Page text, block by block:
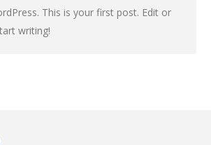
This is your first post. Edit or
writing!